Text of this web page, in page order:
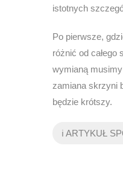
istotnych
Po pierwsze,
różnić od
wymianą
zamiana skrzyni
będzie krótszy.
ℹ️ ARTYKUŁ